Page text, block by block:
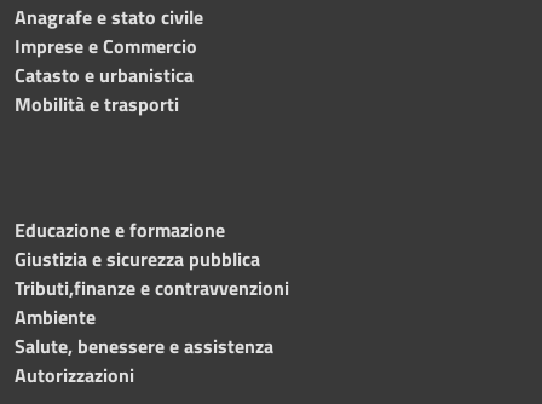
Anagrafe e stato civile
Imprese e Commercio
Catasto e urbanistica
Mobilità e trasporti
Educazione e formazione
Giustizia e sicurezza pubblica
Tributi,finanze e contravvenzioni
Ambiente
Salute, benessere e assistenza
Autorizzazioni